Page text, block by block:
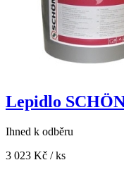
Lepidlo
Ihned k odběru
3 023 Kč / ks